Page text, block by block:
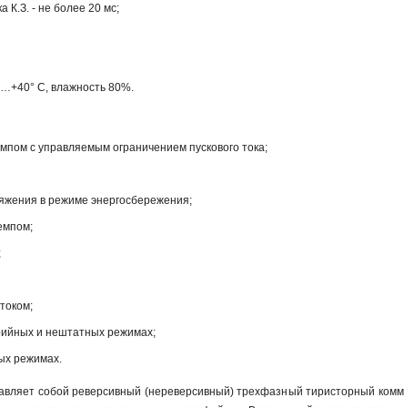
К.З. - не более 20 мс;
С, влажность 80%.
с управляемым ограничением пускового тока;
в режиме энергосбережения;
и нештатных режимах;
режимах.
собой реверсивный (нереверсивный) трехфазный тиристорный